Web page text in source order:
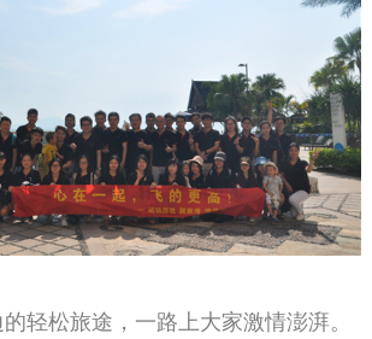
轻松旅途，一路上大家激情澎湃。